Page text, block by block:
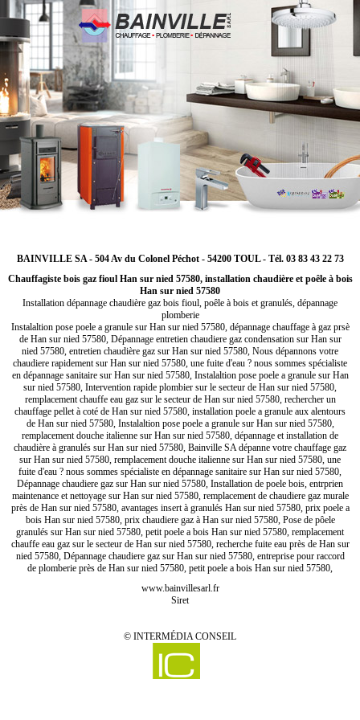
BAINVILLE SA - 504 Av du Colonel Péchot - 54200 TOUL - Tél. 03 83 43 22 73
Chauffagiste bois gaz fioul Han sur nied 57580, installation chaudière et poêle à bois
Han sur nied 57580
Installation dépannage chaudière gaz bois fioul, poêle à bois et granulés, dépannage
plomberie
Instalaltion pose poele a granule sur Han sur nied 57580, dépannage chauffage à gaz prsè
de Han sur nied 57580, Dépannage entretien chaudiere gaz condensation sur Han sur
nied 57580, entretien chaudière gaz sur Han sur nied 57580, Nous dépannons votre
chaudiere rapidement sur Han sur nied 57580, une fuite d'eau ? nous sommes spécialiste
en dépannage sanitaire sur Han sur nied 57580, Instalaltion pose poele a granule sur Han
sur nied 57580, Intervention rapide plombier sur le secteur de Han sur nied 57580,
remplacement chauffe eau gaz sur le secteur de Han sur nied 57580, rechercher un
chauffage pellet à coté de Han sur nied 57580, installation poele a granule aux alentours
de Han sur nied 57580, Instalaltion pose poele a granule sur Han sur nied 57580,
remplacement douche italienne sur Han sur nied 57580, dépannage et installation de
chaudière à granulés sur Han sur nied 57580, Bainville SA dépanne votre chauffage gaz
sur Han sur nied 57580, remplacement douche italienne sur Han sur nied 57580, une
fuite d'eau ? nous sommes spécialiste en dépannage sanitaire sur Han sur nied 57580,
Dépannage chaudiere gaz sur Han sur nied 57580, Installation de poele bois, entrprien
maintenance et nettoyage sur Han sur nied 57580, remplacement de chaudiere gaz murale
près de Han sur nied 57580, avantages insert à granulés Han sur nied 57580, prix poele a
bois Han sur nied 57580, prix chaudiere gaz à Han sur nied 57580, Pose de pôele
granulés sur Han sur nied 57580, petit poele a bois Han sur nied 57580, remplacement
chauffe eau gaz sur le secteur de Han sur nied 57580, recherche fuite eau près de Han sur
nied 57580, Dépannage chaudiere gaz sur Han sur nied 57580, entreprise pour raccord
de plomberie près de Han sur nied 57580, petit poele a bois Han sur nied 57580,
www.bainvillesarl.fr
Siret
© INTERMÉDIA CONSEIL